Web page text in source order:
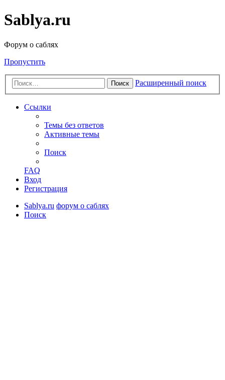
Sablya.ru
Форум о саблях
Пропустить
Поиск Расширенный поиск
Ссылки
Темы без ответов
Активные темы
Поиск
FAQ
Вход
Регистрация
Sablya.ru форум о саблях
Поиск